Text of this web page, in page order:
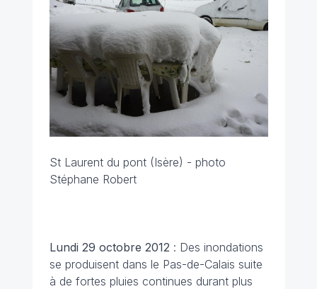
St Laurent du pont (Isère) - photo
Stéphane Robert
Lundi 29 octobre 2012 : Des inondations
se produisent dans le Pas-de-Calais suite
à de fortes pluies continues durant plus